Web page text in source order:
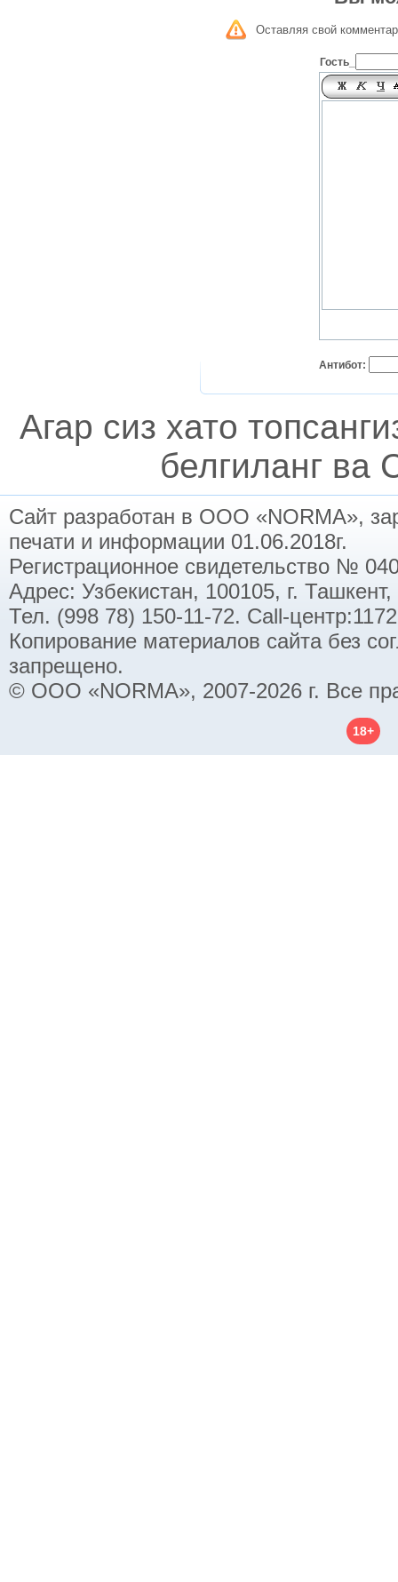
Оставляя свой
Гость_
Антибот:
Агар сиз хато
белгиланг ва
Сайт разработан в ООО «NORMA»,
печати и информации 01.06.2018г.
Регистрационное свидетельство №
Адрес: Узбекистан, 100105, г.
Тел. (998 78) 150-11-72. Call-
Копирование материалов сайта без
запрещено.
© ООО «NORMA», 2007-2026 г. Все
18+